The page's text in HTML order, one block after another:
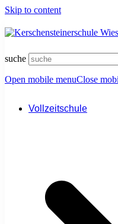
Skip to content
suche
Open mobile menuClose
Vollzeitschule